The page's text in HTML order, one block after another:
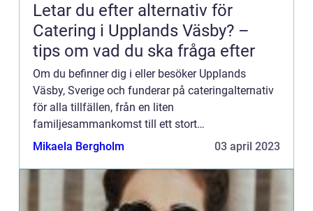
Letar du efter alternativ för
Catering i Upplands Väsby? –
tips om vad du ska fråga efter
Om du befinner dig i eller besöker Upplands
Väsby, Sverige och funderar på cateringalternativ
för alla tillfällen, från en liten
familjesammankomst till ett stort
företagsevenemang, är sökandet över! Oavsett om
Mikaela Bergholm 03 april 2023